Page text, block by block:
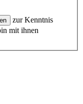
zur Kenntnis
mit ihnen